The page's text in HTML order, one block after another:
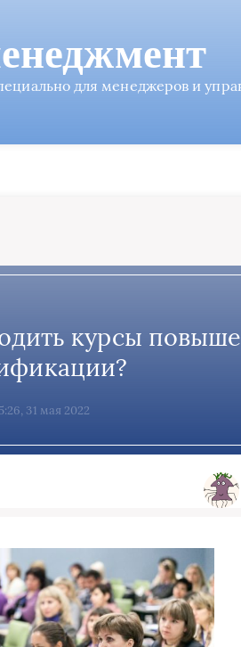
для менеджеров и
курсы
31 мая 2022